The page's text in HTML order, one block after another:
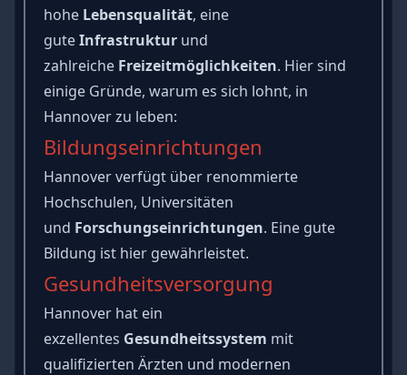
hohe Lebensqualität, eine
guteInfrastrukturund
zahlreiche Freizeitmöglichkeiten. Hier sind
einige Gründe, warum es sich lohnt, in
Hannover zu leben:
Bildungseinrichtungen
Hannover verfügt über renommierte
Hochschulen, Universitäten
und Forschungseinrichtungen. Eine gute
Bildung ist hier gewährleistet.
Gesundheitsversorgung
Hannover hat ein
exzellentes Gesundheitssystem mit
qualifizierten Ärzten und modernen